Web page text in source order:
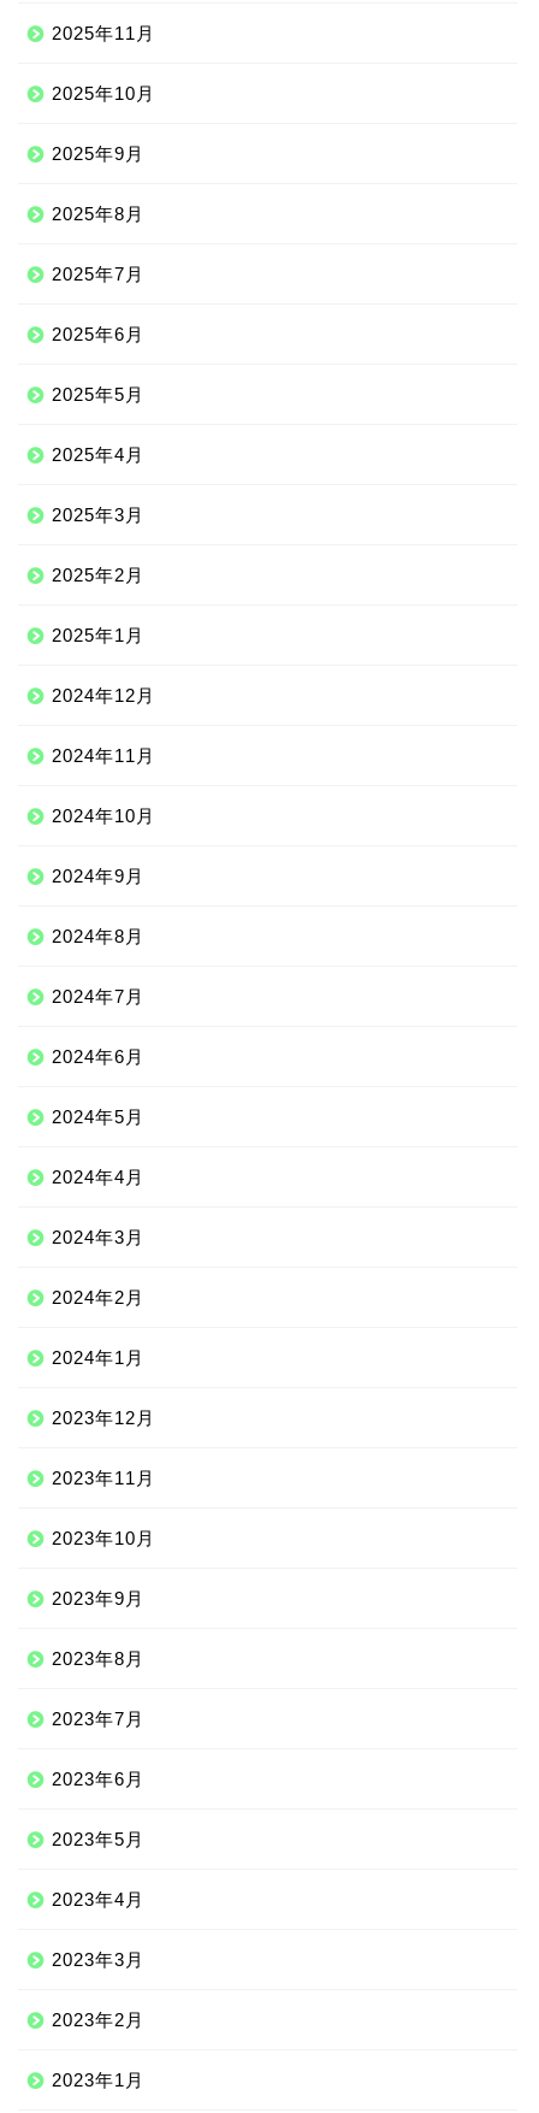
2025年11月
2025年10月
2025年9月
2025年8月
2025年7月
2025年6月
2025年5月
2025年4月
2025年3月
2025年2月
2025年1月
2024年12月
2024年11月
2024年10月
2024年9月
2024年8月
2024年7月
2024年6月
2024年5月
2024年4月
2024年3月
2024年2月
2024年1月
2023年12月
2023年11月
2023年10月
2023年9月
2023年8月
2023年7月
2023年6月
2023年5月
2023年4月
2023年3月
2023年2月
2023年1月